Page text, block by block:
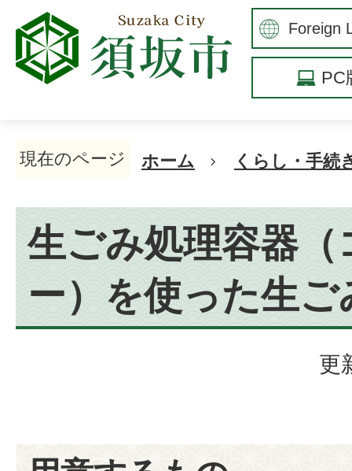
PC
現在のページ ホーム くらし・手続
生ごみ処理容器（
ー）を使った生ご
更